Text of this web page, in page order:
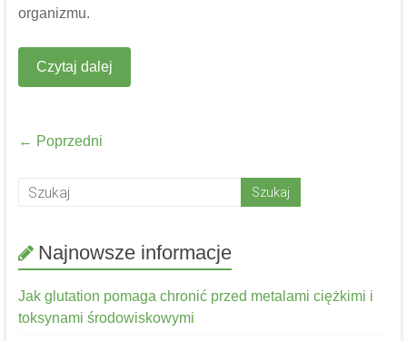
organizmu.
Czytaj dalej
← Poprzedni
Najnowsze informacje
Jak glutation pomaga chronić przed metalami ciężkimi i
toksynami środowiskowymi